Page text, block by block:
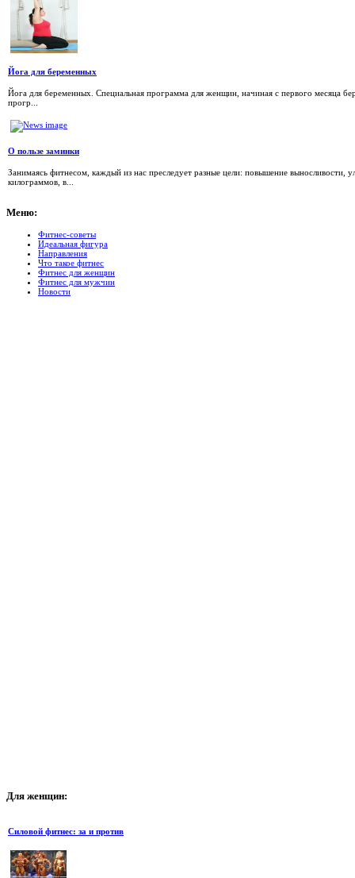
Йога для беременных
Йога для беременных. Специальная программа для женщин, начиная с первого месяца
прогр...
О пользе заминки
Занимаясь фитнесом, каждый из нас преследует разные цели: повышение выносливости,
килограммов, в...
Меню:
Фитнес-советы
Идеальная фигура
Направления
Что такое фитнес
Фитнес для женщин
Фитнес для мужчин
Новости
Для женщин:
Силовой фитнес: за и против